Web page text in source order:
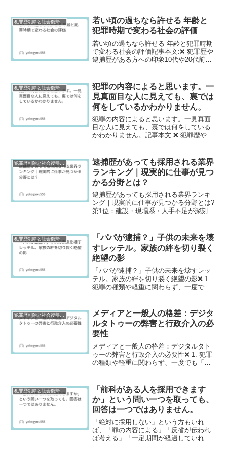
犯罪歴削除と社会復帰研究
若い頃の過ちなら許せる 年齢と
犯罪時期で変わる社会の評価
若い頃の過ちなら許せる 年齢と犯罪時期
で変わる社会の評価記事本文:❌ 犯罪歴や
逮捕歴がある方への印象10代や20代前半
人間は成長するものですし、若い頃の判
断力の未熟さから...
犯罪の内容によると思います。一
見真面目な人に見えても、裏では
何をしているかわかりません。
犯罪の内容によると思います。一見真面
目な人に見えても、裏では何をしている
かわかりません。記事本文:❌ 犯罪歴や逮
たくはないと思います。仕事上の付き合
いなど避けられない場...
逮捕歴があっても採用される業界
ランキング｜現実的に仕事が見つ
かる分野とは？
逮捕歴があっても採用される業界ランキ
ング｜現実的に仕事が見つかる分野とは?
第1位：建設・現場系・人手不足が深刻・
い・未経験でも入りやすい第2位：運送・
配送業・常に人手不...
犯罪歴削除と社会復帰研究
「パパが逮捕？」子供の未来を壊
すレッテル。家族の絆を切り裂く
絶望の影
「パパが逮捕？」子供の未来を壊すレッ
テル。家族の絆を切り裂く絶望の影❌ 1.
犯罪の種類や軽重に関わらず、一度でも
るのが現実です。正直なところ、一度つ
いたレッテルは、な...
メディアと一般人の格差：デジタ
ルタトゥーの弊害と行政介入の必
要性
メディアと一般人の格差：デジタルタト
ゥーの弊害と行政介入の必要性❌ 1. 犯罪
の種類や軽重に関わらず、一度でも「逮
が現実です。このようなレッテル貼り
は、本人だけでなく、...
「前科がある人を採用できます
か」という問い一つを取っても、
回答は一つではありません。
「絶対に採用しない」という方もいれ
ば、「罪の内容による」「反省が伝われ
ば考える」「一定期間が経過していれば